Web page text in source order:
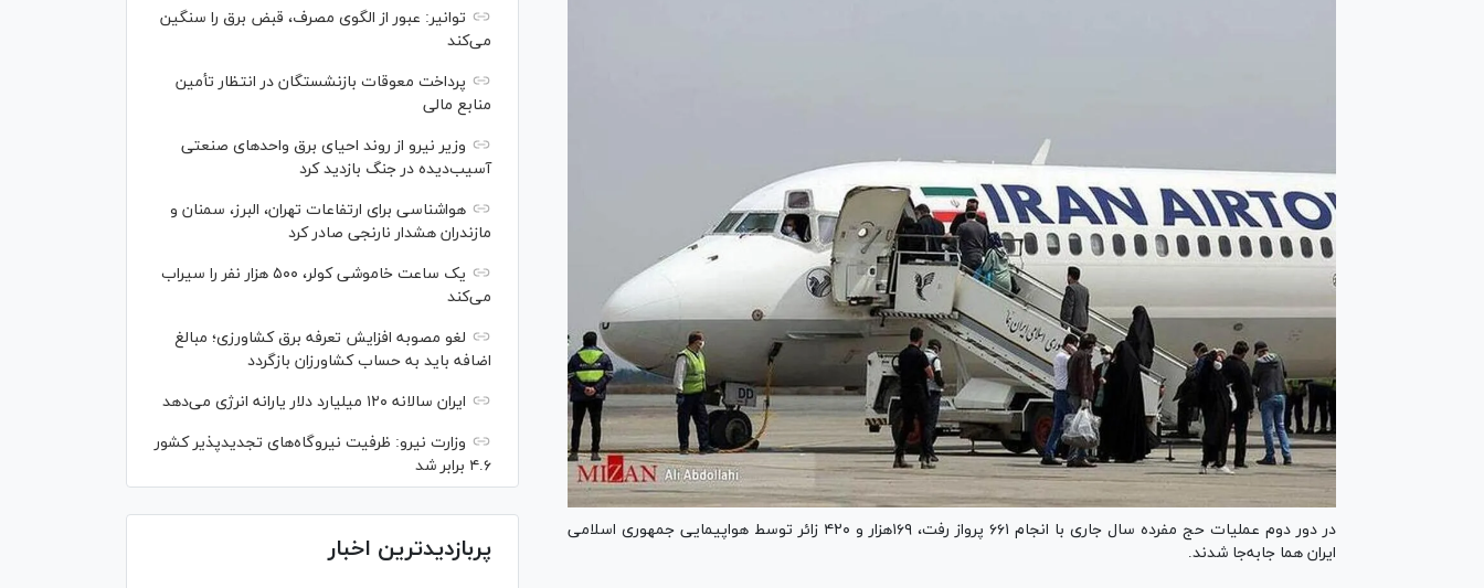
در دور دوم عملیات حج مفرده سال جاری با انجام ۶۶۱ پرواز رفت، ۱۶۹هزار و ۴۲۰ زائر توسط هواپیمایی جمهوری اسلامی
ایران هما جابه‌جا شدند.
توانیر: عبور از الگوی مصرف، قبض برق را سنگین
می‌کند
پرداخت معوقات بازنشستگان در انتظار تأمین
منابع مالی
وزیر نیرو از روند احیای برق واحدهای صنعتی
آسیب‌دیده در جنگ بازدید کرد
هواشناسی برای ارتفاعات تهران، البرز، سمنان و
مازندران هشدار نارنجی صادر کرد
یک ساعت خاموشی کولر، ۵۰۰ هزار نفر را سیراب
می‌کند
لغو مصوبه افزایش تعرفه برق کشاورزی؛ مبالغ
اضافه باید به حساب کشاورزان بازگردد
ایران سالانه ۱۲۰ میلیارد دلار یارانه انرژی می‌دهد
وزارت نیرو: ظرفیت نیروگاه‌های تجدیدپذیر کشور
۴.۶ برابر شد
پربازدیدترین اخبار